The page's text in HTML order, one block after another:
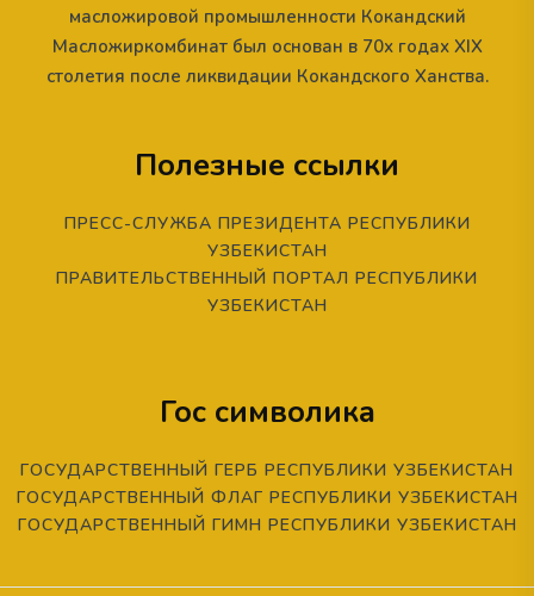
масложировой промышленности Кокандский
Масложиркомбинат был основан в 70х годах XIX
столетия после ликвидации Кокандского Ханства.
Полезные ссылки
ПРЕСС-СЛУЖБА ПРЕЗИДЕНТА РЕСПУБЛИКИ
УЗБЕКИСТАН
ПРАВИТЕЛЬСТВЕННЫЙ ПОРТАЛ РЕСПУБЛИКИ
УЗБЕКИСТАН
Гос символика
ГОСУДАРСТВЕННЫЙ ГЕРБ РЕСПУБЛИКИ УЗБЕКИСТАН
ГОСУДАРСТВЕННЫЙ ФЛАГ РЕСПУБЛИКИ УЗБЕКИСТАН
ГОСУДАРСТВЕННЫЙ ГИМН РЕСПУБЛИКИ УЗБЕКИСТАН